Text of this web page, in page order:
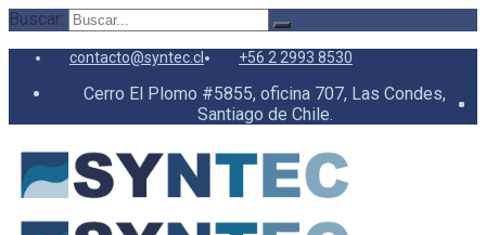
Buscar:
contacto@syntec.cl +56 2 2993 8530
Cerro El Plomo #5855, oficina 707, Las Condes,
Santiago de Chile.